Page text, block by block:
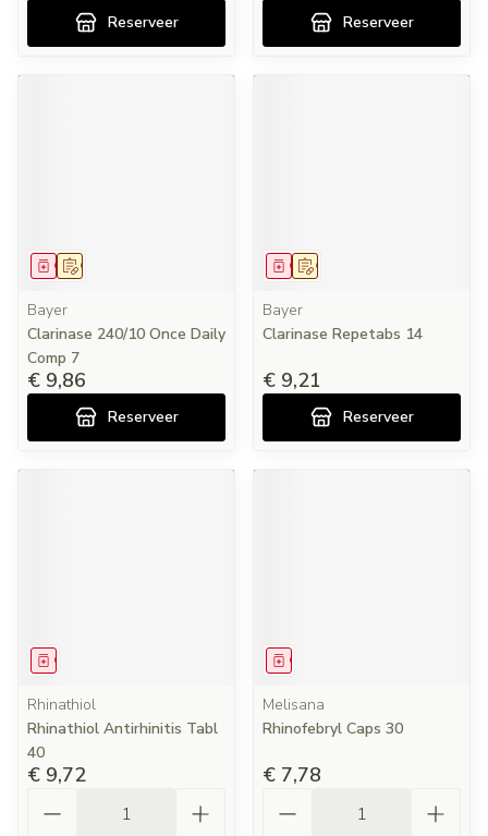
Reserveer Reserveer
Op voorschrift
Geneesmiddel
Bayer
Clarinase 240/10 Once Daily
Comp 7
€ 9,86
Reserveer
Op voorschrift
Geneesmiddel
Bayer
Clarinase Repetabs 14
€ 9,21
Reserveer
Geneesmiddel
Rhinathiol
Rhinathiol Antirhinitis Tabl
40
€ 9,72
Geneesmiddel
Melisana
Rhinofebryl Caps 30
€ 7,78